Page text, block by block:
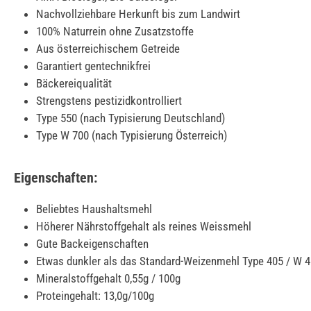
Nachvollziehbare Herkunft bis zum Landwirt
100% Naturrein ohne Zusatzstoffe
Aus österreichischem Getreide
Garantiert gentechnikfrei
Bäckereiqualität
Strengstens pestizidkontrolliert
Type 550 (nach Typisierung Deutschland)
Type W 700 (nach Typisierung Österreich)
Eigenschaften:
Beliebtes Haushaltsmehl
Höherer Nährstoffgehalt als reines Weissmehl
Gute Backeigenschaften
Etwas dunkler als das Standard-Weizenmehl Type 405 / W
Mineralstoffgehalt 0,55g / 100g
Proteingehalt: 13,0g/100g